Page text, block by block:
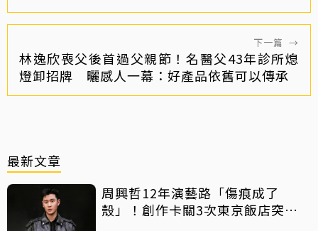
下一篇 →
林逸欣喪父後首過父親節！名醫父43年診所熄
燈卸招牌 曬感人一幕：好產品依舊可以傳承
最新文章
周興哲12年演藝路「傷痕成了
殼」！創作卡關3次東京飯店突找